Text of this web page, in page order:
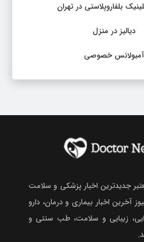
بلفاروپلاستی در تهران
دیالیز در منزل
آمبولانس خصوصی
جدیدترین اخبار پزشکی و سلامت
آخرین اخبار بیماری و درمان، دارو
زیبایی و سلامت، طب سنتی و